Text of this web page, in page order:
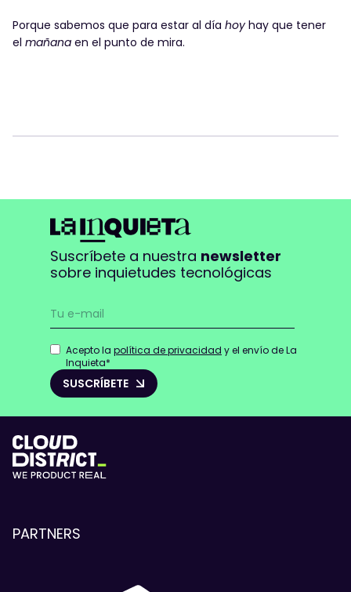
Porque sabemos que para estar al día hoyhay que tener
el mañana en el punto de mira.
Suscríbete a nuestra newsletter
sobre inquietudes tecnológicas
Acepto la política de privacidad y el envío de La
Inquieta*
PARTNERS